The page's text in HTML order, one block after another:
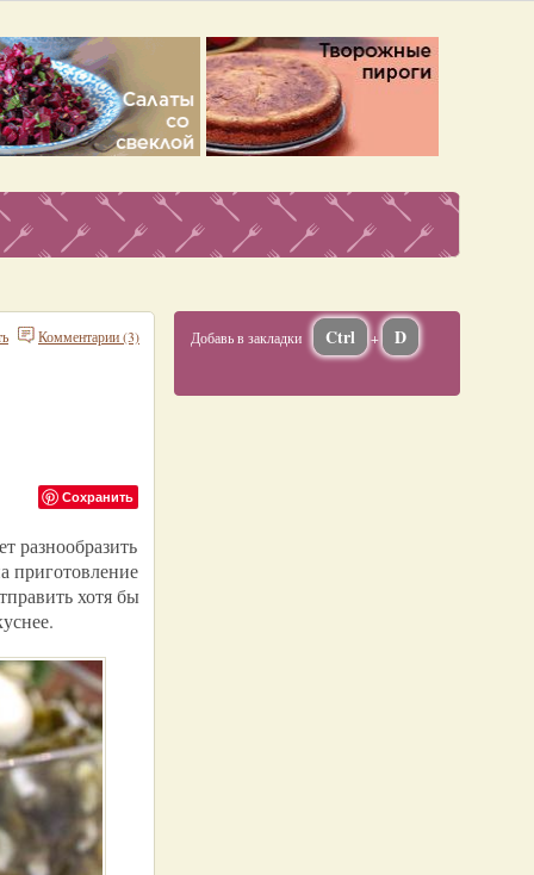
Комментарии (3)
Сохранить
разнообразить
приготовление
хотя бы
Добавь в закладки Ctrl + D